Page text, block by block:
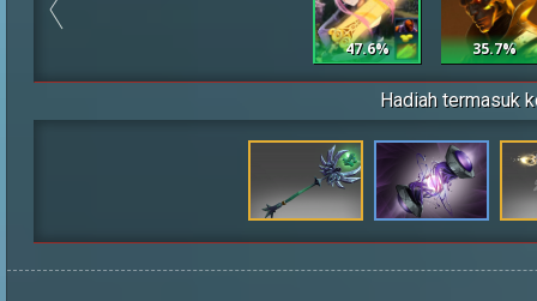
47.6% 35.7%
Hadiah termasuk